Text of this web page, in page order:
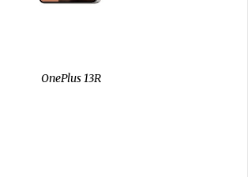
OnePlus 13R